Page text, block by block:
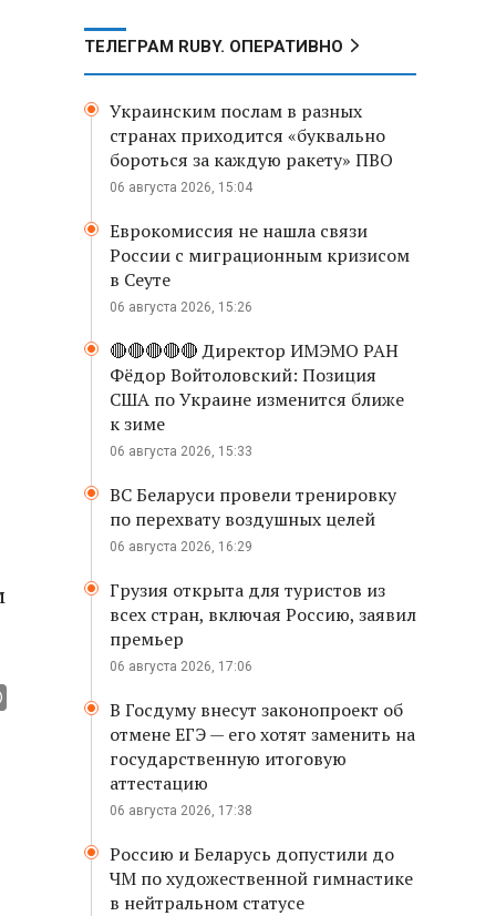
ТЕЛЕГРАМ RUBY. ОПЕРАТИВНО
Украинским послам в разных
странах приходится «буквально
бороться за каждую ракету» ПВО
06 августа 2026, 15:04
Еврокомиссия не нашла связи
России с миграционным кризисом
в Сеуте
06 августа 2026, 15:26
🔴🔴🔴🔴🔴 Директор ИМЭМО РАН
Фёдор Войтоловский: Позиция
США по Украине изменится ближе
к зиме
06 августа 2026, 15:33
ВС Беларуси провели тренировку
по перехвату воздушных целей
06 августа 2026, 16:29
Грузия открыта для туристов из
всех стран, включая Россию, заявил
премьер
06 августа 2026, 17:06
В Госдуму внесут законопроект об
отмене ЕГЭ — его хотят заменить на
государственную итоговую
аттестацию
06 августа 2026, 17:38
Россию и Беларусь допустили до
ЧМ по художественной гимнастике
в нейтральном статусе